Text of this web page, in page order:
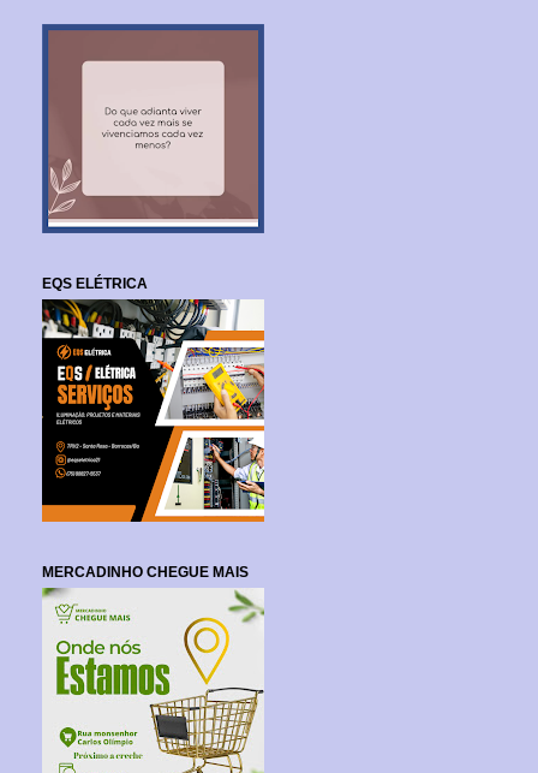
EQS ELÉTRICA
MERCADINHO CHEGUE MAIS